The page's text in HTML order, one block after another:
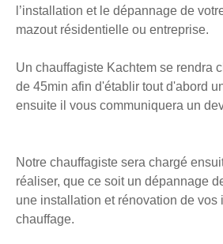
l’installation et le dépannage de
mazout résidentielle ou entreprise.
Un chauffagiste Kachtem se rendra
de 45min afin d'établir tout d'abord
ensuite il vous communiquera un
Notre chauffagiste sera chargé
réaliser, que ce soit un dépannage
une installation et rénovation de vos
chauffage.